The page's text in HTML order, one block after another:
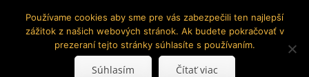
www.hranoly.sk
…kus prírody priamo k Vám
Search
Používame cookies aby sme pre vás zabezpečili ten najlepší
zážitok z našich webových stránok. Ak budete pokračovať v
prezeraní tejto stránky súhlasíte s používaním.
Súhlasím Čítať viac